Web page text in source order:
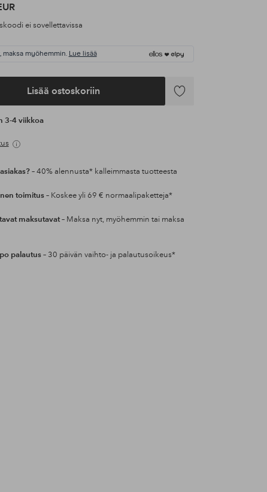
ei sovellettavissa
maksa myöhemmin. Lue lisää
Lisää ostoskoriin
Lisää
3-4 viikkoa
– 40% alennusta* kalleimmasta tuotteesta
toimitus– Koskee yli 69 € normaalipaketteja*
maksutavat– Maksa nyt, myöhemmin tai maksa
palautus– 30 päivän vaihto- ja palautusoikeus*